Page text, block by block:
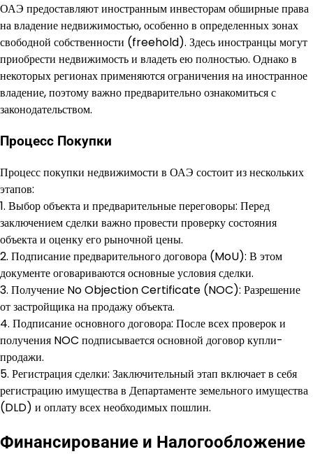
ОАЭ предоставляют иностранным инвесторам обширные права
на владение недвижимостью, особенно в определенных зонах
свободной собственности (freehold). Здесь иностранцы могут
приобрести недвижимость и владеть ею полностью. Однако в
некоторых регионах применяются ограничения на иностранное
владение, поэтому важно предварительно ознакомиться с
законодательством.
Процесс Покупки
Процесс покупки недвижимости в ОАЭ состоит из нескольких
этапов:
1. Выбор объекта и предварительные переговоры: Перед
заключением сделки важно провести проверку состояния
объекта и оценку его рыночной цены.
2. Подписание предварительного договора (MoU): В этом
документе оговариваются основные условия сделки.
3. Получение No Objection Certificate (NOC): Разрешение
от застройщика на продажу объекта.
4. Подписание основного договора: После всех проверок и
получения NOC подписывается основной договор купли-
продажи.
5. Регистрация сделки: Заключительный этап включает в себя
регистрацию имущества в Департаменте земельного имущества
(DLD) и оплату всех необходимых пошлин.
Финансирование и Налогообложение